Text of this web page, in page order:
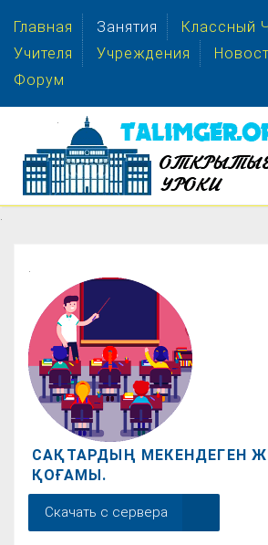
Главная Занятия Классный
Учителя
Учреждения
Форум
.
.
САҚТАРДЫҢ МЕКЕНДЕГЕН
ҚОҒАМЫ.
Скачать с сервера
.